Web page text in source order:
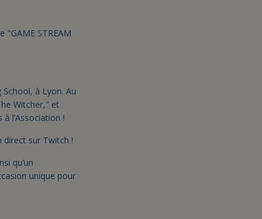
"GAME STREAM
à Lyon. Au
Witcher," et
l’Association !
direct sur Twitch !
qu’un
unique pour